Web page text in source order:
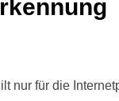
nur für die